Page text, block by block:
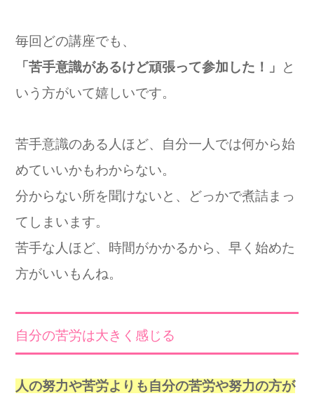
毎回どの講座でも、
「苦手意識があるけど頑張って参加した！」
と
いう方がいて嬉しいです。
苦手意識のある人ほど、自分一人では何から始
めていいかもわからない。
分からない所を聞けないと、どっかで煮詰まっ
てしまいます。
苦手な人ほど、時間がかかるから、早く始めた
方がいいもんね。
自分の苦労は大きく感じる
人の努力や苦労よりも自分の苦労や努力の方が